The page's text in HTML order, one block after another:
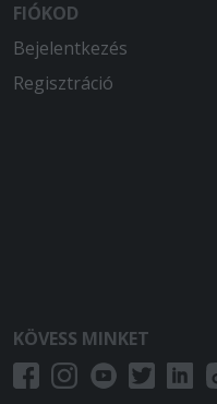
FIÓKOD
Bejelentkezés
Regisztráció
KÖVESS MINKET